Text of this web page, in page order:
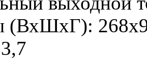
(ВхШхГ):